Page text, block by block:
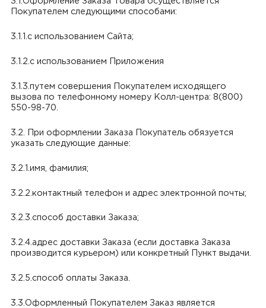
Покупателем следующими способами:
3.1.1.с использованием Сайта;
3.1.2.с использованием Приложения
3.1.3.путем совершения Покупателем исходящего
вызова по телефонному номеру Колл-центра: 8(800)
550-98-70.
3.2. При оформлении Заказа Покупатель обязуется
указать следующие данные:
3.2.1.имя, фамилия;
3.2.2.контактный телефон и адрес электронной почты;
3.2.3.способ доставки Заказа;
3.2.4.адрес доставки Заказа (если доставка Заказа
производится курьером) или конкретный Пункт выдачи.
3.2.5.способ оплаты Заказа.
3.3.Оформленный Покупателем Заказ является